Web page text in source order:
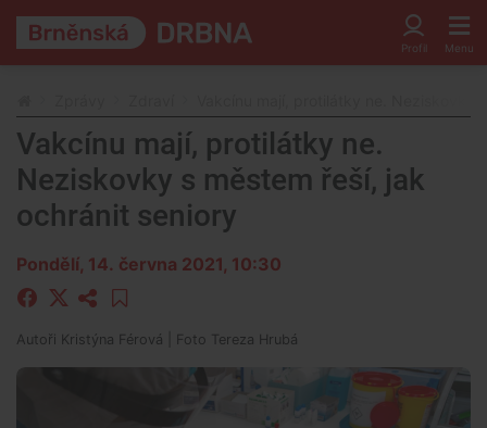
Vakcínu mají, protilátky ne.
Neziskovky s městem řeší, jak
ochránit seniory
Pondělí, 14. června 2021, 10:30
Autoři Kristýna Férová | Foto Tereza Hrubá